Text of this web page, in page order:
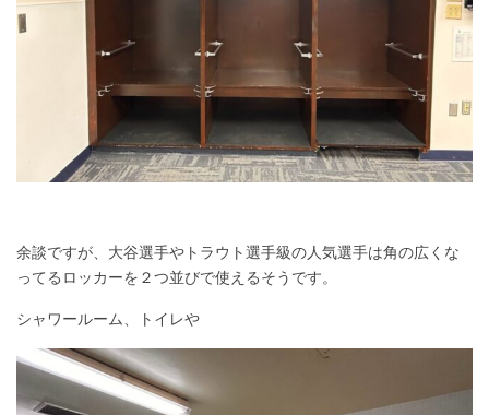
余談ですが、大谷選手やトラウト選手級の人気選手は角の広くな
ってるロッカーを２つ並びで使えるそうです。
シャワールーム、トイレや